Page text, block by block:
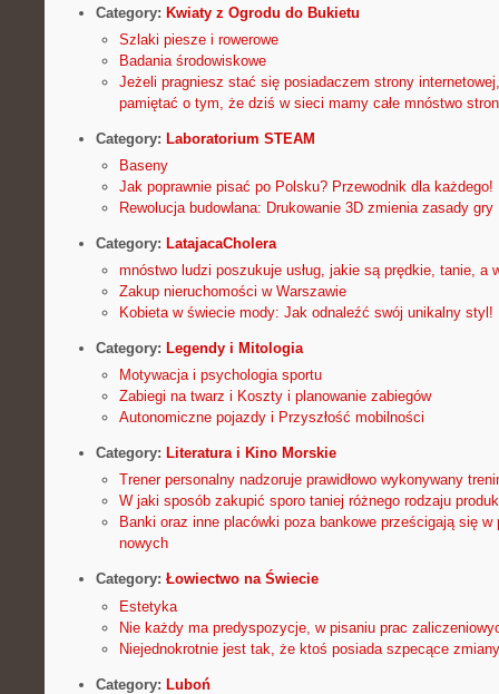
Category: Kwiaty z Ogrodu do Bukietu
Szlaki piesze i rowerowe
Badania środowiskowe
Jeżeli pragniesz stać się posiadaczem strony
pamiętać o tym, że dziś w sieci mamy całe mnóstwo stron
Category: Laboratorium STEAM
Baseny
Jak poprawnie pisać po Polsku? Przewodnik dla każdego!
Rewolucja budowlana: Drukowanie 3D zmienia zasady gry
Category: LatajacaCholera
mnóstwo ludzi poszukuje usług, jakie są prędkie, tanie, a
Zakup nieruchomości w Warszawie
Kobieta w świecie mody: Jak odnaleźć swój unikalny styl!
Category: Legendy i Mitologia
Motywacja i psychologia sportu
Zabiegi na twarz i Koszty i planowanie zabiegów
Autonomiczne pojazdy i Przyszłość mobilności
Category: Literatura i Kino Morskie
Trener personalny nadzoruje prawidłowo wykonywany
W jaki sposób zakupić sporo taniej różnego rodzaju
Banki oraz inne placówki poza bankowe prześcigają się w
nowych
Category: Łowiectwo na Świecie
Estetyka
Nie każdy ma predyspozycje, w pisaniu prac
Niejednokrotnie jest tak, że ktoś posiada szpecące
Category: Luboń